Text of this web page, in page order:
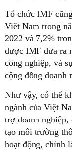
Tổ chức IMF
Việt Nam trong
2022 và 7,2%
được IMF đưa ra
công nghiệp, và
cộng đồng doanh
Như vậy, có thể
ngành của Việt
trợ doanh
tạo môi trường
hoạt động, chính